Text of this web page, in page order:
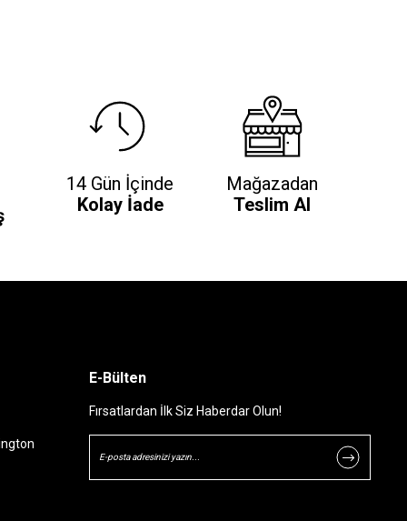
14 Gün İçinde
Kolay İade
Mağazadan
Teslim Al
E-Bülten
Fırsatlardan İlk Siz Haberdar Olun!